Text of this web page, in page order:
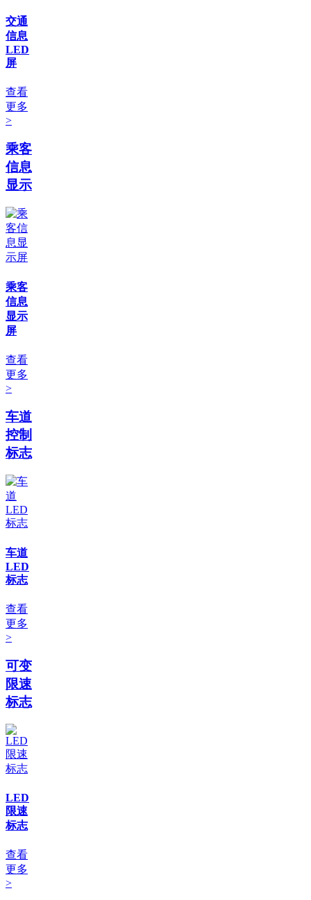
交通
信息
LED
屏
查看
更多
>
乘客
信息
显示
乘客
信息
显示
屏
查看
更多
>
车道
控制
标志
车道
LED
标志
查看
更多
>
可变
限速
标志
LED
限速
标志
查看
更多
>